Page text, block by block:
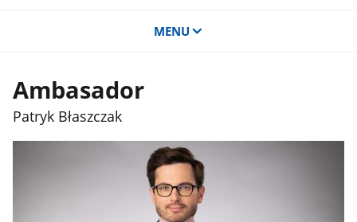
MENU
Ambasador
Patryk Błaszczak